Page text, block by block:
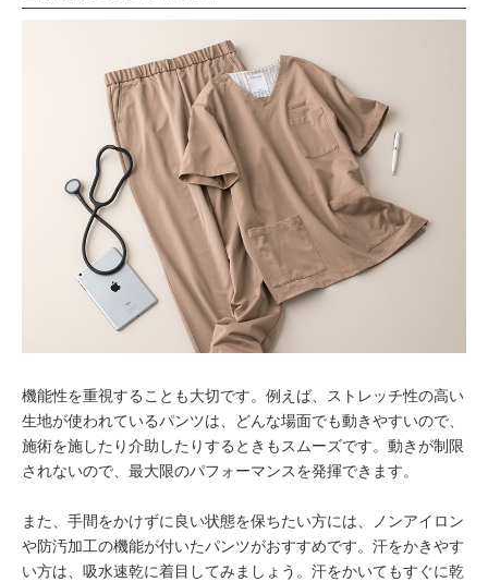
機能性を重視することも大切です。例えば、ストレッチ性の高い
生地が使われているパンツは、どんな場面でも動きやすいので、
施術を施したり介助したりするときもスムーズです。動きが制限
されないので、最大限のパフォーマンスを発揮できます。
また、手間をかけずに良い状態を保ちたい方には、ノンアイロン
や防汚加工の機能が付いたパンツがおすすめです。汗をかきやす
い方は、吸水速乾に着目してみましょう。汗をかいてもすぐに乾